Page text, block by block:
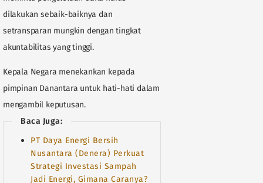
dilakukan sebaik-baiknya dan
setransparan mungkin dengan tingkat
akuntabilitas yang tinggi.
Kepala Negara menekankan kepada
pimpinan Danantara untuk hati-hati dalam
mengambil keputusan.
Baca Juga:
PT Daya Energi Bersih
Nusantara (Denera) Perkuat
Strategi Investasi Sampah
Jadi Energi, Gimana Caranya?